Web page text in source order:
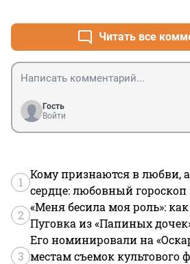
Читать все
Гость
Войти
1
Кому признаются в любви,
сердце: любовный гороскоп
2
«Меня бесила моя роль»:
Пуговка из «Папиных
3
Его номинировали на
местам съемок культового